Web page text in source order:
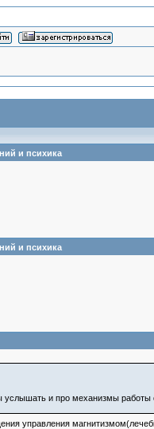
и психика
и психика
и про механизмы работы
управления